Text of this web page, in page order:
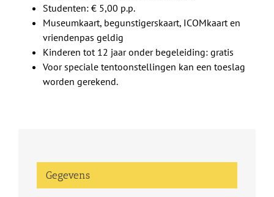
Studenten: € 5,00 p.p.
Museumkaart, begunstigerskaart, ICOMkaart en
vriendenpas geldig
Kinderen tot 12 jaar onder begeleiding: gratis
Voor speciale tentoonstellingen kan een toeslag
worden gerekend.
Gegevens